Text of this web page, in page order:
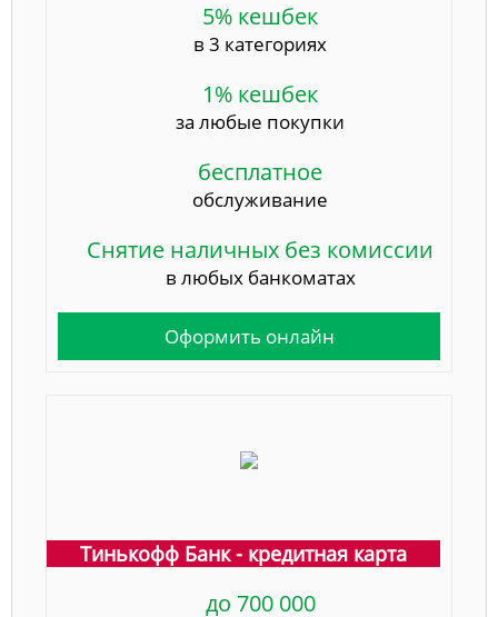
5% кешбек
в 3 категориях
1% кешбек
за любые покупки
бесплатное
обслуживание
Снятие наличных без комиссии
в любых банкоматах
Оформить онлайн
Тинькофф Банк - кредитная карта
до 700 000